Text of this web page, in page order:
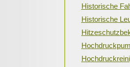
Historische
Historische